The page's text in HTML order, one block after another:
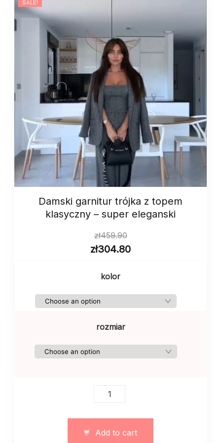
SALE!
Damski garnitur trójka z topem
klasyczny – super eleganski
zł459.90
zł304.80
kolor
rozmiar
Damski
topem
Add to cart